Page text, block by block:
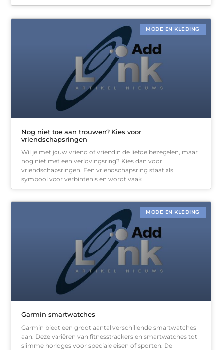
MODE EN KLEDING
Nog niet toe aan trouwen? Kies voor
vriendschapsringen
Wil je met jouw vriend of vriendin de liefde bezegelen, maar
nog niet met een verlovingsring? Kies dan voor
vriendschapsringen. Een vriendschapsring staat als
symbool voor verbintenis en wordt vaak
MODE EN KLEDING
Garmin smartwatches
Garmin biedt een groot aantal verschillende smartwatches
aan. Deze variëren van fitnesstrackers en smartwatches tot
slimme horloges voor speciale eisen of sporten. De